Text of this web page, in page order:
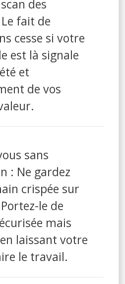
des
fait de
cesse si votre
est là signale
et
de vos
sans
: Ne gardez
crispée sur
le de
mais
laissant votre
le travail.